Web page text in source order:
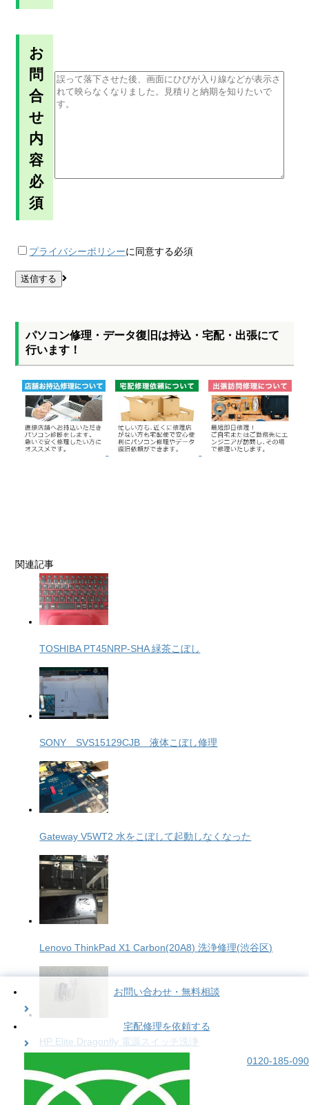
お
問
合
せ
内
容
必
須
プライバシーポリシーに同意する必須
パソコン修理・データ復旧は持込・宅配・出張にて
行います！
関連記事
TOSHIBA PT45NRP-SHA 緑茶こぼし
SONY SVS15129CJB 液体こぼし修理
Gateway V5WT2 水をこぼして起動しなくなった
Lenovo ThinkPad X1 Carbon(20A8) 洗浄修理(渋谷区)
HP Elite Dragonfly 電源スイッチ洗浄
お問い合わせ・無料相談
宅配修理を依頼する
0120-185-090